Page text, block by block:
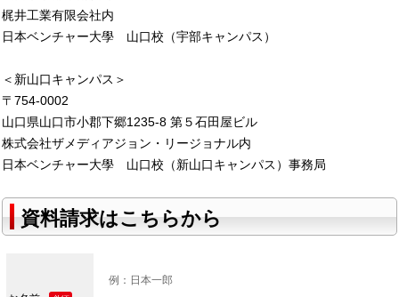
梶井工業有限会社内
日本ベンチャー大學 山口校（宇部キャンパス）
＜新山口キャンパス＞
〒754-0002
山口県山口市小郡下郷1235-8 第５石田屋ビル
株式会社ザメディアジョン・リージョナル内
日本ベンチャー大學 山口校（新山口キャンパス）事務局
資料請求はこちらから
例：日本一郎